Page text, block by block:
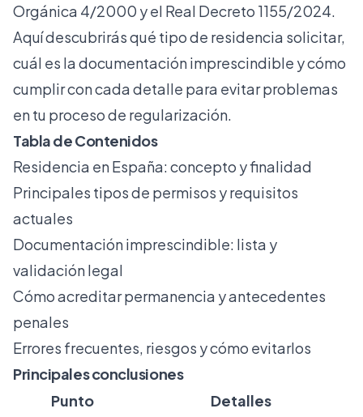
Orgánica 4/2000 y el Real Decreto 1155/2024.
Aquí descubrirás qué tipo de residencia solicitar,
cuál es la documentación imprescindible y cómo
cumplir con cada detalle para evitar problemas
en tu proceso de regularización.
Tabla de Contenidos
Residencia en España: concepto y finalidad
Principales tipos de permisos y requisitos
actuales
Documentación imprescindible: lista y
validación legal
Cómo acreditar permanencia y antecedentes
penales
Errores frecuentes, riesgos y cómo evitarlos
Principales conclusiones
Punto
Detalles